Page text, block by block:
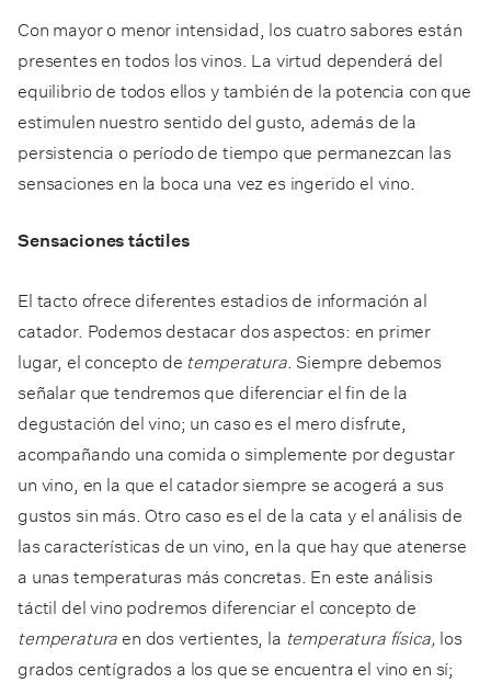
Con mayor o menor intensidad, los cuatro sabores están
presentes en todos los vinos. La virtud dependerá del
equilibrio de todos ellos y también de la potencia con que
estimulen nuestro sentido del gusto, además de la
persistencia o período de tiempo que permanezcan las
sensaciones en la boca una vez es ingerido el vino.
Sensaciones táctiles
El tacto ofrece diferentes estadios de información al
catador. Podemos destacar dos aspectos: en primer
lugar, el concepto de temperatura. Siempre debemos
señalar que tendremos que diferenciar el fin de la
degustación del vino; un caso es el mero disfrute,
acompañando una comida o simplemente por degustar
un vino, en la que el catador siempre se acogerá a sus
gustos sin más. Otro caso es el de la cata y el análisis de
las características de un vino, en la que hay que atenerse
a unas temperaturas más concretas. En este análisis
táctil del vino podremos diferenciar el concepto de
temperatura en dos vertientes, la temperatura física, los
grados centígrados a los que se encuentra el vino en sí;